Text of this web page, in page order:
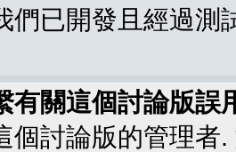
們已開發且經過測
有關這個討論版誤
個討論版的管理者